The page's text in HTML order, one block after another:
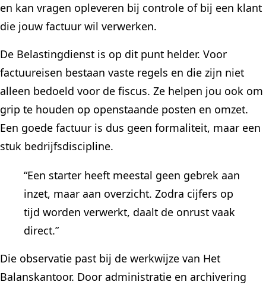
en kan vragen opleveren bij controle of bij een klant
die jouw factuur wil verwerken.
De Belastingdienst is op dit punt helder. Voor
factuureisen bestaan vaste regels en die zijn niet
alleen bedoeld voor de fiscus. Ze helpen jou ook om
grip te houden op openstaande posten en omzet.
Een goede factuur is dus geen formaliteit, maar een
stuk bedrijfsdiscipline.
“Een starter heeft meestal geen gebrek aan
inzet, maar aan overzicht. Zodra cijfers op
tijd worden verwerkt, daalt de onrust vaak
direct.”
Die observatie past bij de werkwijze van Het
Balanskantoor. Door administratie en archivering